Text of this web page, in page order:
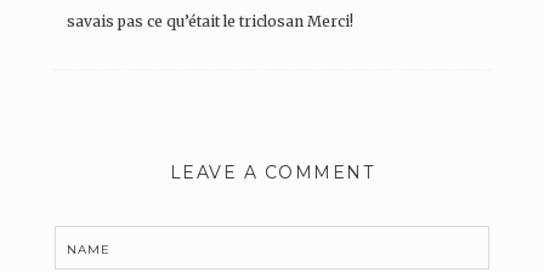
savais pas ce qu’était le triclosan Merci!
LEAVE A COMMENT
NAME